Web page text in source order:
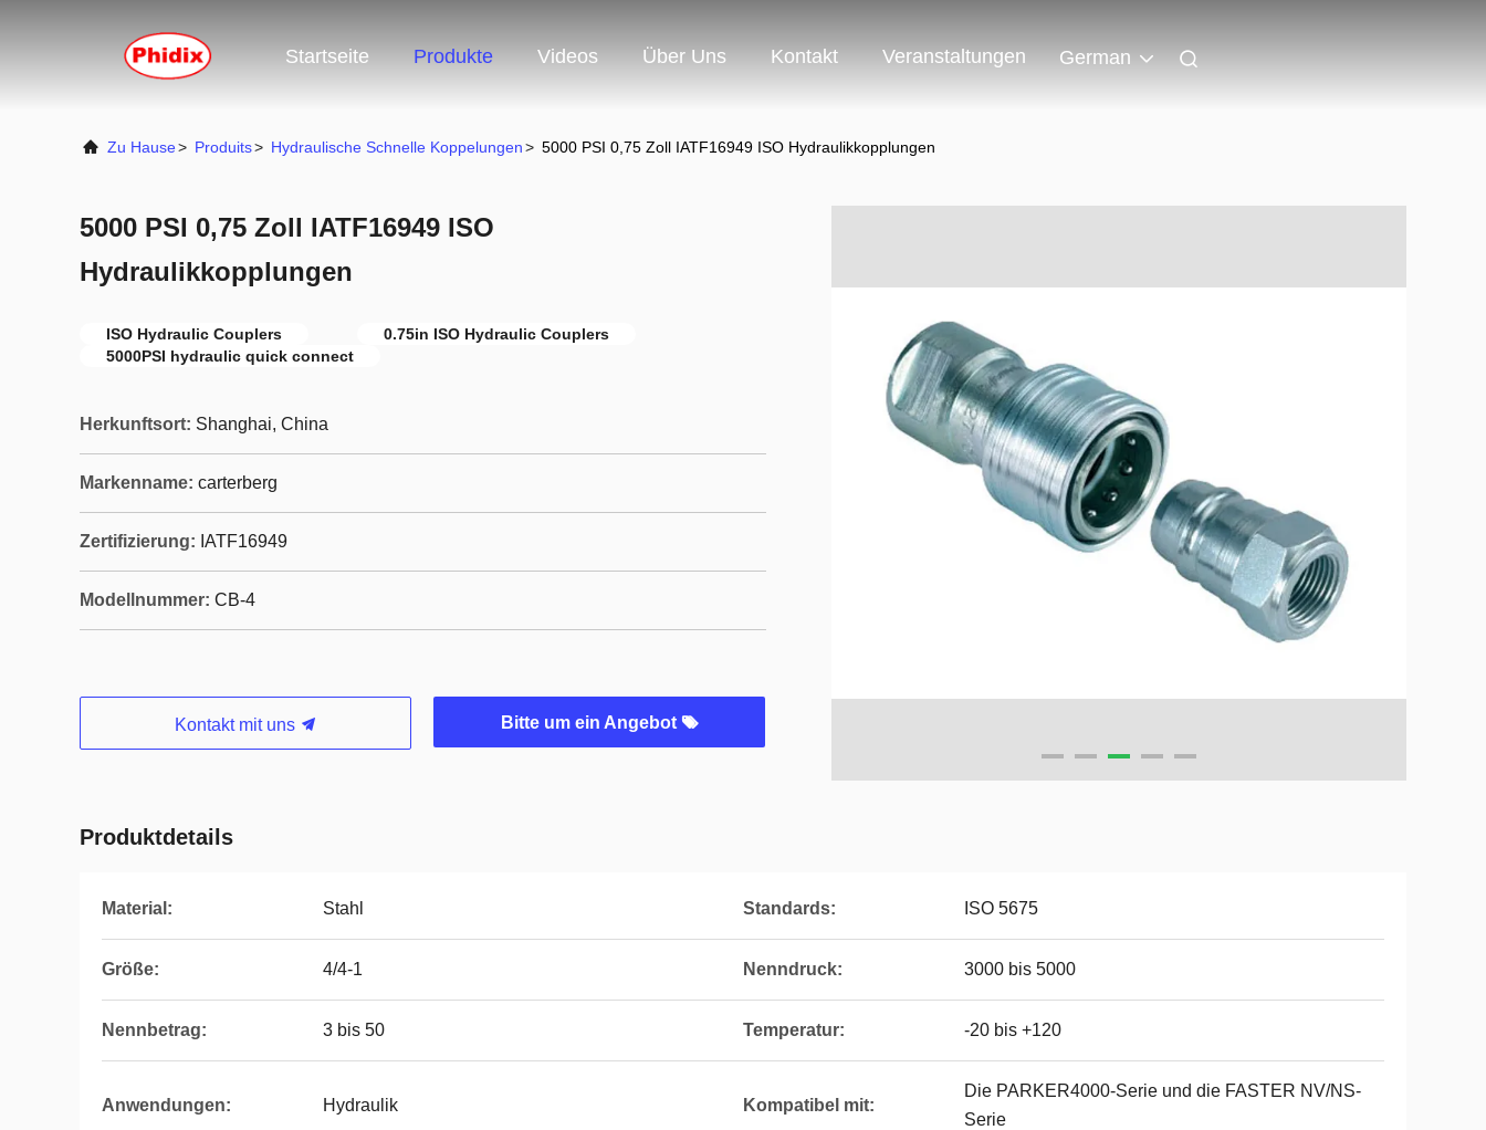
Startseite Produkte Videos Über Uns Kontakt Veranstaltungen German
Zu Hause> Produits> Hydraulische Schnelle Koppelungen> 5000 PSI 0,75 Zoll IATF16949 ISO Hydraulikkopplungen
5000 PSI 0,75 Zoll IATF16949 ISO
Hydraulikkopplungen
ISO Hydraulic Couplers
0.75in ISO Hydraulic Couplers
5000PSI hydraulic quick connect
Herkunftsort: Shanghai, China
Markenname: carterberg
Zertifizierung: IATF16949
Modellnummer: CB-4
Kontakt mit uns Bitte um ein Angebot
Produktdetails
Material: Stahl Standards: ISO 5675
Größe: 4/4-1 Nenndruck: 3000 bis 5000
Nennbetrag: 3 bis 50 Temperatur: -20 bis +120
Anwendungen: Hydraulik Kompatibel mit:
Die PARKER4000-Serie und die FASTER NV/NS-
Serie